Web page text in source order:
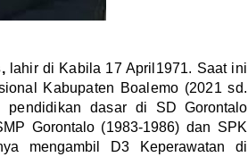
lahir di Kabila 17 April1971. Saat ini
Kabupaten Boalemo (2021 sd.
pendidikan dasar di SD Gorontalo
Gorontalo (1983-1986) dan SPK
mengambil D3 Keperawatan di